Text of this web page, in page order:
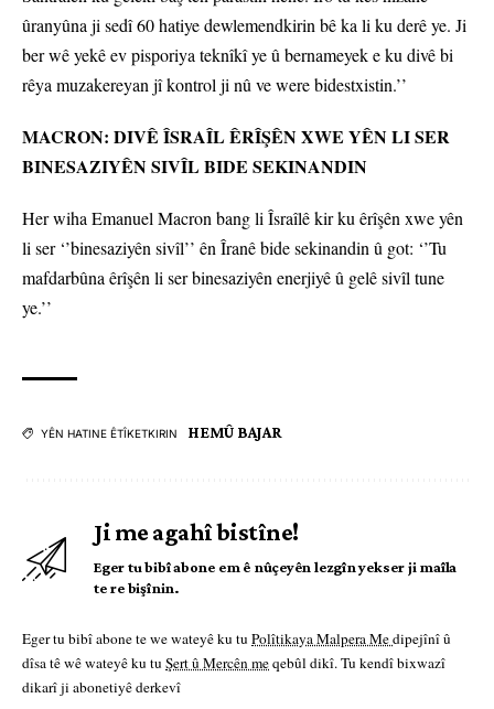
ûranyûna ji sedî 60 hatiye dewlemendkirin bê ka li ku derê ye. Ji
ber wê yekê ev pisporiya teknîkî ye û bernameyek e ku divê bi
rêya muzakereyan jî kontrol ji nû ve were bidestxistin.’’
MACRON: DIVÊ ÎSRAÎL ÊRÎŞÊN XWE YÊN LI SER
BINESAZIYÊN SIVÎL BIDE SEKINANDIN
Her wiha Emanuel Macron bang li Îsraîlê kir ku êrîşên xwe yên
li ser ‘’binesaziyên sivîl’’ ên Îranê bide sekinandin û got: ‘’Tu
mafdarbûna êrîşên li ser binesaziyên enerjiyê û gelê sivîl tune
ye.’’
YÊN HATINE ÊTÎKETKIRIN HEMÛ BAJAR
Ji me agahî bistîne!
Eger tu bibî abone em ê nûçeyên lezgîn yekser ji maîla
te re bişînin.
Eger tu bibî abone te we wateyê ku tu Polîtikaya Malpera Medipejînî û
dîsa tê wê wateyê ku tu Şert û Mercên meqebûl dikî. Tu kendî bixwazî
dikarî ji abonetiyê derkevî